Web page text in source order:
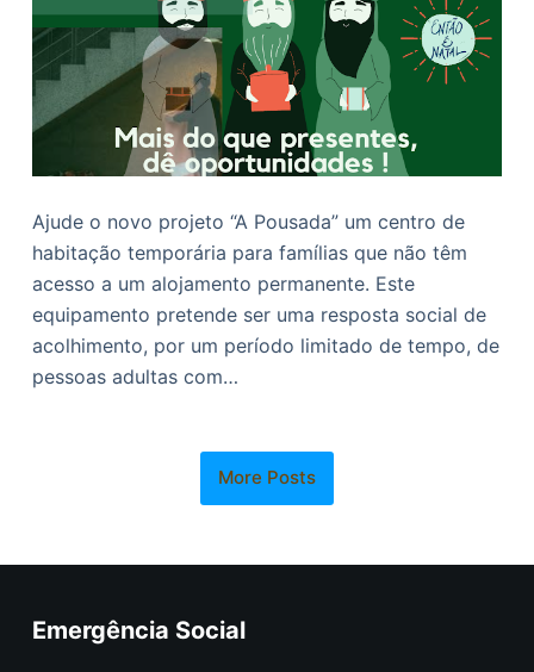
Ajude o novo projeto “A Pousada” um centro de
habitação temporária para famílias que não têm
acesso a um alojamento permanente. Este
equipamento pretende ser uma resposta social de
acolhimento, por um período limitado de tempo, de
pessoas adultas com…
More Posts
Emergência Social